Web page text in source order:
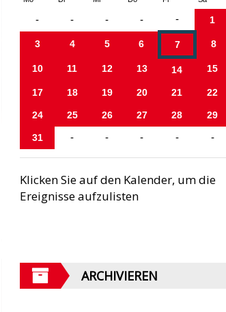
- - - - - 1
3 4 5 6 7 8
10 11 12 13 14 15
17 18 19 20 21 22
24 25 26 27 28 29
31 - - - - -
Klicken Sie auf den Kalender, um die
Ereignisse aufzulisten
ARCHIVIEREN